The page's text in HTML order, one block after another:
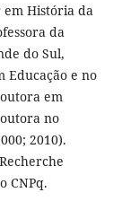
em História da
da
do Sul,
Educação e no
em
no
2010).
CNPq.